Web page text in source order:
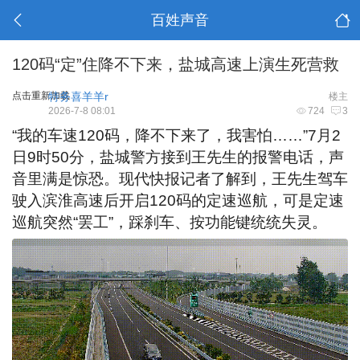
百姓声音
120码“定”住降不下来，盐城高速上演生死营救
点击重新加载 楼主
特务喜羊羊r
724 3
2026-7-8 08:01
“我的车速120码，降不下来了，我害怕……”7月2
日9时50分，盐城警方接到王先生的报警电话，声
音里满是惊恐。现代快报记者了解到，王先生驾车
驶入滨淮高速后开启120码的定速巡航，可是定速
巡航突然“罢工”，踩刹车、按功能键统统失灵。